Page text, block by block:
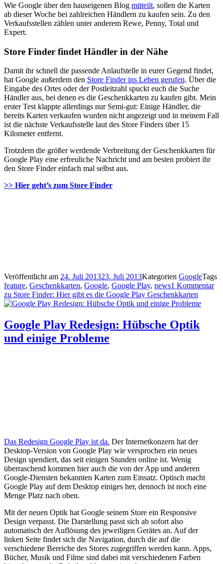
Wie Google über den hauseigenen Blog mitteilt, sollen die Karten
ab dieser Woche bei zahlreichen Händlern zu kaufen sein. Zu den
Verkaufsstellen zählen unter anderem Rewe, Penny, Total und
Expert.
Store Finder findet Händler in der Nähe
Damit ihr schnell die passende Anlaufstelle in eurer Gegend findet,
hat Google außerdem den Store Finder ins Leben gerufen. Über die
Eingabe des Ortes oder der Postleitzahl spuckt euch die Suche
Händler aus, bei denen es die Geschenkkarten zu kaufen gibt. Mein
erster Test klappte allerdings nur Semi-gut: Einige Händler, die
bereits Karten verkaufen wurden nicht angezeigt und in meinem Fall
ist die nächste Verkaufsstelle laut des Store Finders über 15
Kilometer entfernt.
Trotzdem die größer werdende Verbreitung der Geschenkkarten für
Google Play eine erfreuliche Nachricht und am besten probiert ihr
den Store Finder einfach mal selbst aus.
>> Hier geht’s zum Store Finder
Veröffentlicht am 24. Juli 201323. Juli 2013Kategorien GoogleTags
feature, Geschenkkarten, Google, Google Play, news1 Kommentar
zu Store Finder: Hier gibt es die Google Play Geschenkkarten
Google Play Redesign: Hübsche Optik
und einige Probleme
Das Redesign Google Play ist da. Der Internetkonzern hat der
Desktop-Version von Google Play wie versprochen ein neues
Design spendiert, das seit einigen Stunden online ist. Wenig
überraschend kommen hier auch die von der App und anderen
Google-Diensten bekannten Karten zum Einsatz. Optisch macht
Google Play auf dem Desktop einiges her, dennoch ist noch eine
Menge Platz nach oben.
Mit der neuen Optik hat Google seinem Store ein Responsive
Design verpasst. Die Darstellung passt sich ab sofort also
automatisch der Auflösung des jeweiligen Gerätes an. Auf der
linken Seite findet sich die Navigation, durch die auf die
verschiedene Bereiche des Stores zugegriffen werden kann. Apps,
Bücher, Musik und Filme sind dabei mit verschiedenen Farben